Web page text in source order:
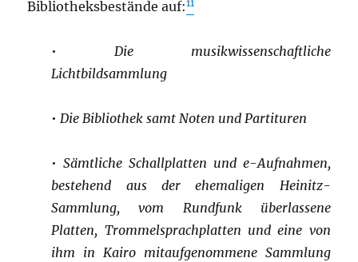
Bibliotheksbestände auf:11
• Die musikwissenschaftliche
Lichtbildsammlung
•Die Bibliothek samt Noten und Partituren
•Sämtliche Schallplatten und e-Aufnahmen,
bestehend aus der ehemaligen Heinitz-
Sammlung, vom Rundfunk überlassene
Platten, Trommelsprachplatten und eine von
ihm in Kairo mitaufgenommene Sammlung